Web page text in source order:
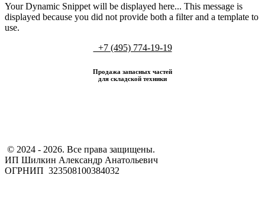
Your Dynamic Snippet will be displayed here... This message is
displayed because you did not provide both a filter and a template to
use.
+7 (495) 774-19-19
Продажа запасных частей
для складской техники
​ © 2024 - 2026. Все права защищены.
ИП Шилкин Александр Анатольевич
ОГРНИП 323508100384032